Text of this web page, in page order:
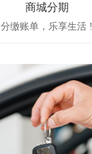
商城分期
分缴账单，乐享生活 !